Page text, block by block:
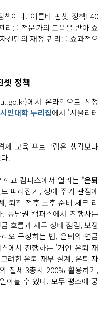
책이다. 이른바 핀셋 정책! 40
리를 전문가의 도움을 받아 효
신만의 재정 관리를 효과적으
셋 정책
에서 온라인으로 신청
민대학 누리집에서 '서울리테
제 교육 프로그램은 생각보다
.
교 캠퍼스에서 열리는 '은퇴
따라잡기, 생애 주기 관점에
, 퇴직 전후 노후 준비 체크 리
동남권 캠퍼스에서 진행사는
흐름과 재무 상태 점검, 보장
오 구성하는 법, 은퇴와 연금
에서 진행하는 '개인 은퇴 재
려한 은퇴 재무 설계, 은퇴 자
절세 3총사 200% 활용하기,
아볼 수 있다. 모두 평소에 궁